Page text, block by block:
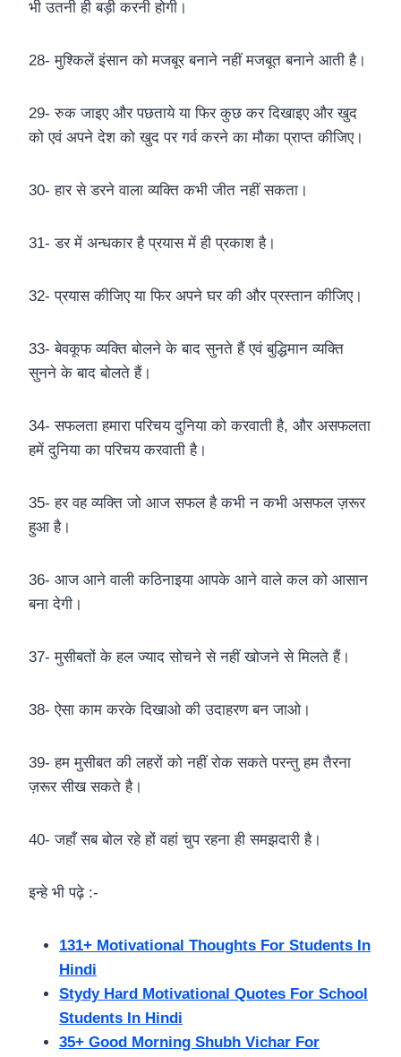
भी उतनी ही बड़ी करनी होगी।
28- मुश्किलें इंसान को मजबूर बनाने नहीं मजबूत बनाने आती है।
29- रुक जाइए और पछताये या फिर कुछ कर दिखाइए और खुद
को एवं अपने देश को खुद पर गर्व करने का मौका प्राप्त कीजिए।
30- हार से डरने वाला व्यक्ति कभी जीत नहीं सकता।
31- डर में अन्धकार है प्रयास में ही प्रकाश है।
32- प्रयास कीजिए या फिर अपने घर की और प्रस्तान कीजिए।
33- बेवकूफ व्यक्ति बोलने के बाद सुनते हैं एवं बुद्धिमान व्यक्ति
सुनने के बाद बोलते हैं।
34- सफलता हमारा परिचय दुनिया को करवाती है, और असफलता
हमें दुनिया का परिचय करवाती है।
35- हर वह व्यक्ति जो आज सफल है कभी न कभी असफल ज़रूर
हुआ है।
36- आज आने वाली कठिनाइया आपके आने वाले कल को आसान
बना देगी।
37- मुसीबतों के हल ज्याद सोचने से नहीं खोजने से मिलते हैं।
38- ऐसा काम करके दिखाओ की उदाहरण बन जाओ।
39- हम मुसीबत की लहरों को नहीं रोक सकते परन्तु हम तैरना
ज़रूर सीख सकते है।
40- जहाँ सब बोल रहे हों वहां चुप रहना ही समझदारी है।
इन्हे भी पढ़े :-
131+ Motivational Thoughts For Students In
Hindi
Stydy Hard Motivational Quotes For School
Students In Hindi
35+ Good Morning Shubh Vichar For